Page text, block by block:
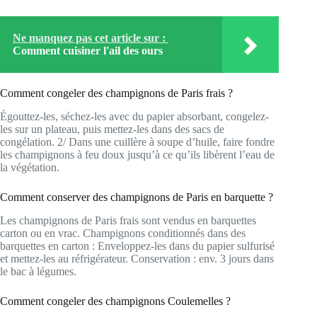
Ne manquez pas cet article sur :
Comment cuisiner l'ail des ours
Comment congeler des champignons de Paris frais ?
Égouttez-les, séchez-les avec du papier absorbant, congelez-
les sur un plateau, puis mettez-les dans des sacs de
congélation. 2/ Dans une cuillère à soupe d’huile, faire fondre
les champignons à feu doux jusqu’à ce qu’ils libèrent l’eau de
la végétation.
Comment conserver des champignons de Paris en barquette ?
Les champignons de Paris frais sont vendus en barquettes
carton ou en vrac. Champignons conditionnés dans des
barquettes en carton : Enveloppez-les dans du papier sulfurisé
et mettez-les au réfrigérateur. Conservation : env. 3 jours dans
le bac à légumes.
Comment congeler des champignons Coulemelles ?